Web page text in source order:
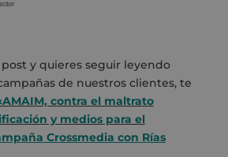
y quieres seguir leyendo
de nuestros clientes, te
contra el maltrato
y medios para el
Crossmedia con Rías